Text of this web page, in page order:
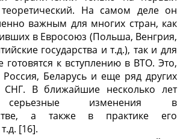
теоретический. На самом деле он
важным для многих стран, как
в Евросоюз (Польша, Венгрия,
государства и т.д.), так и для
готовятся к вступлению в ВТО. Это,
Россия, Беларусь и еще ряд других
СНГ. В ближайшие несколько лет
серьезные изменения в
а также в практике его
[16].